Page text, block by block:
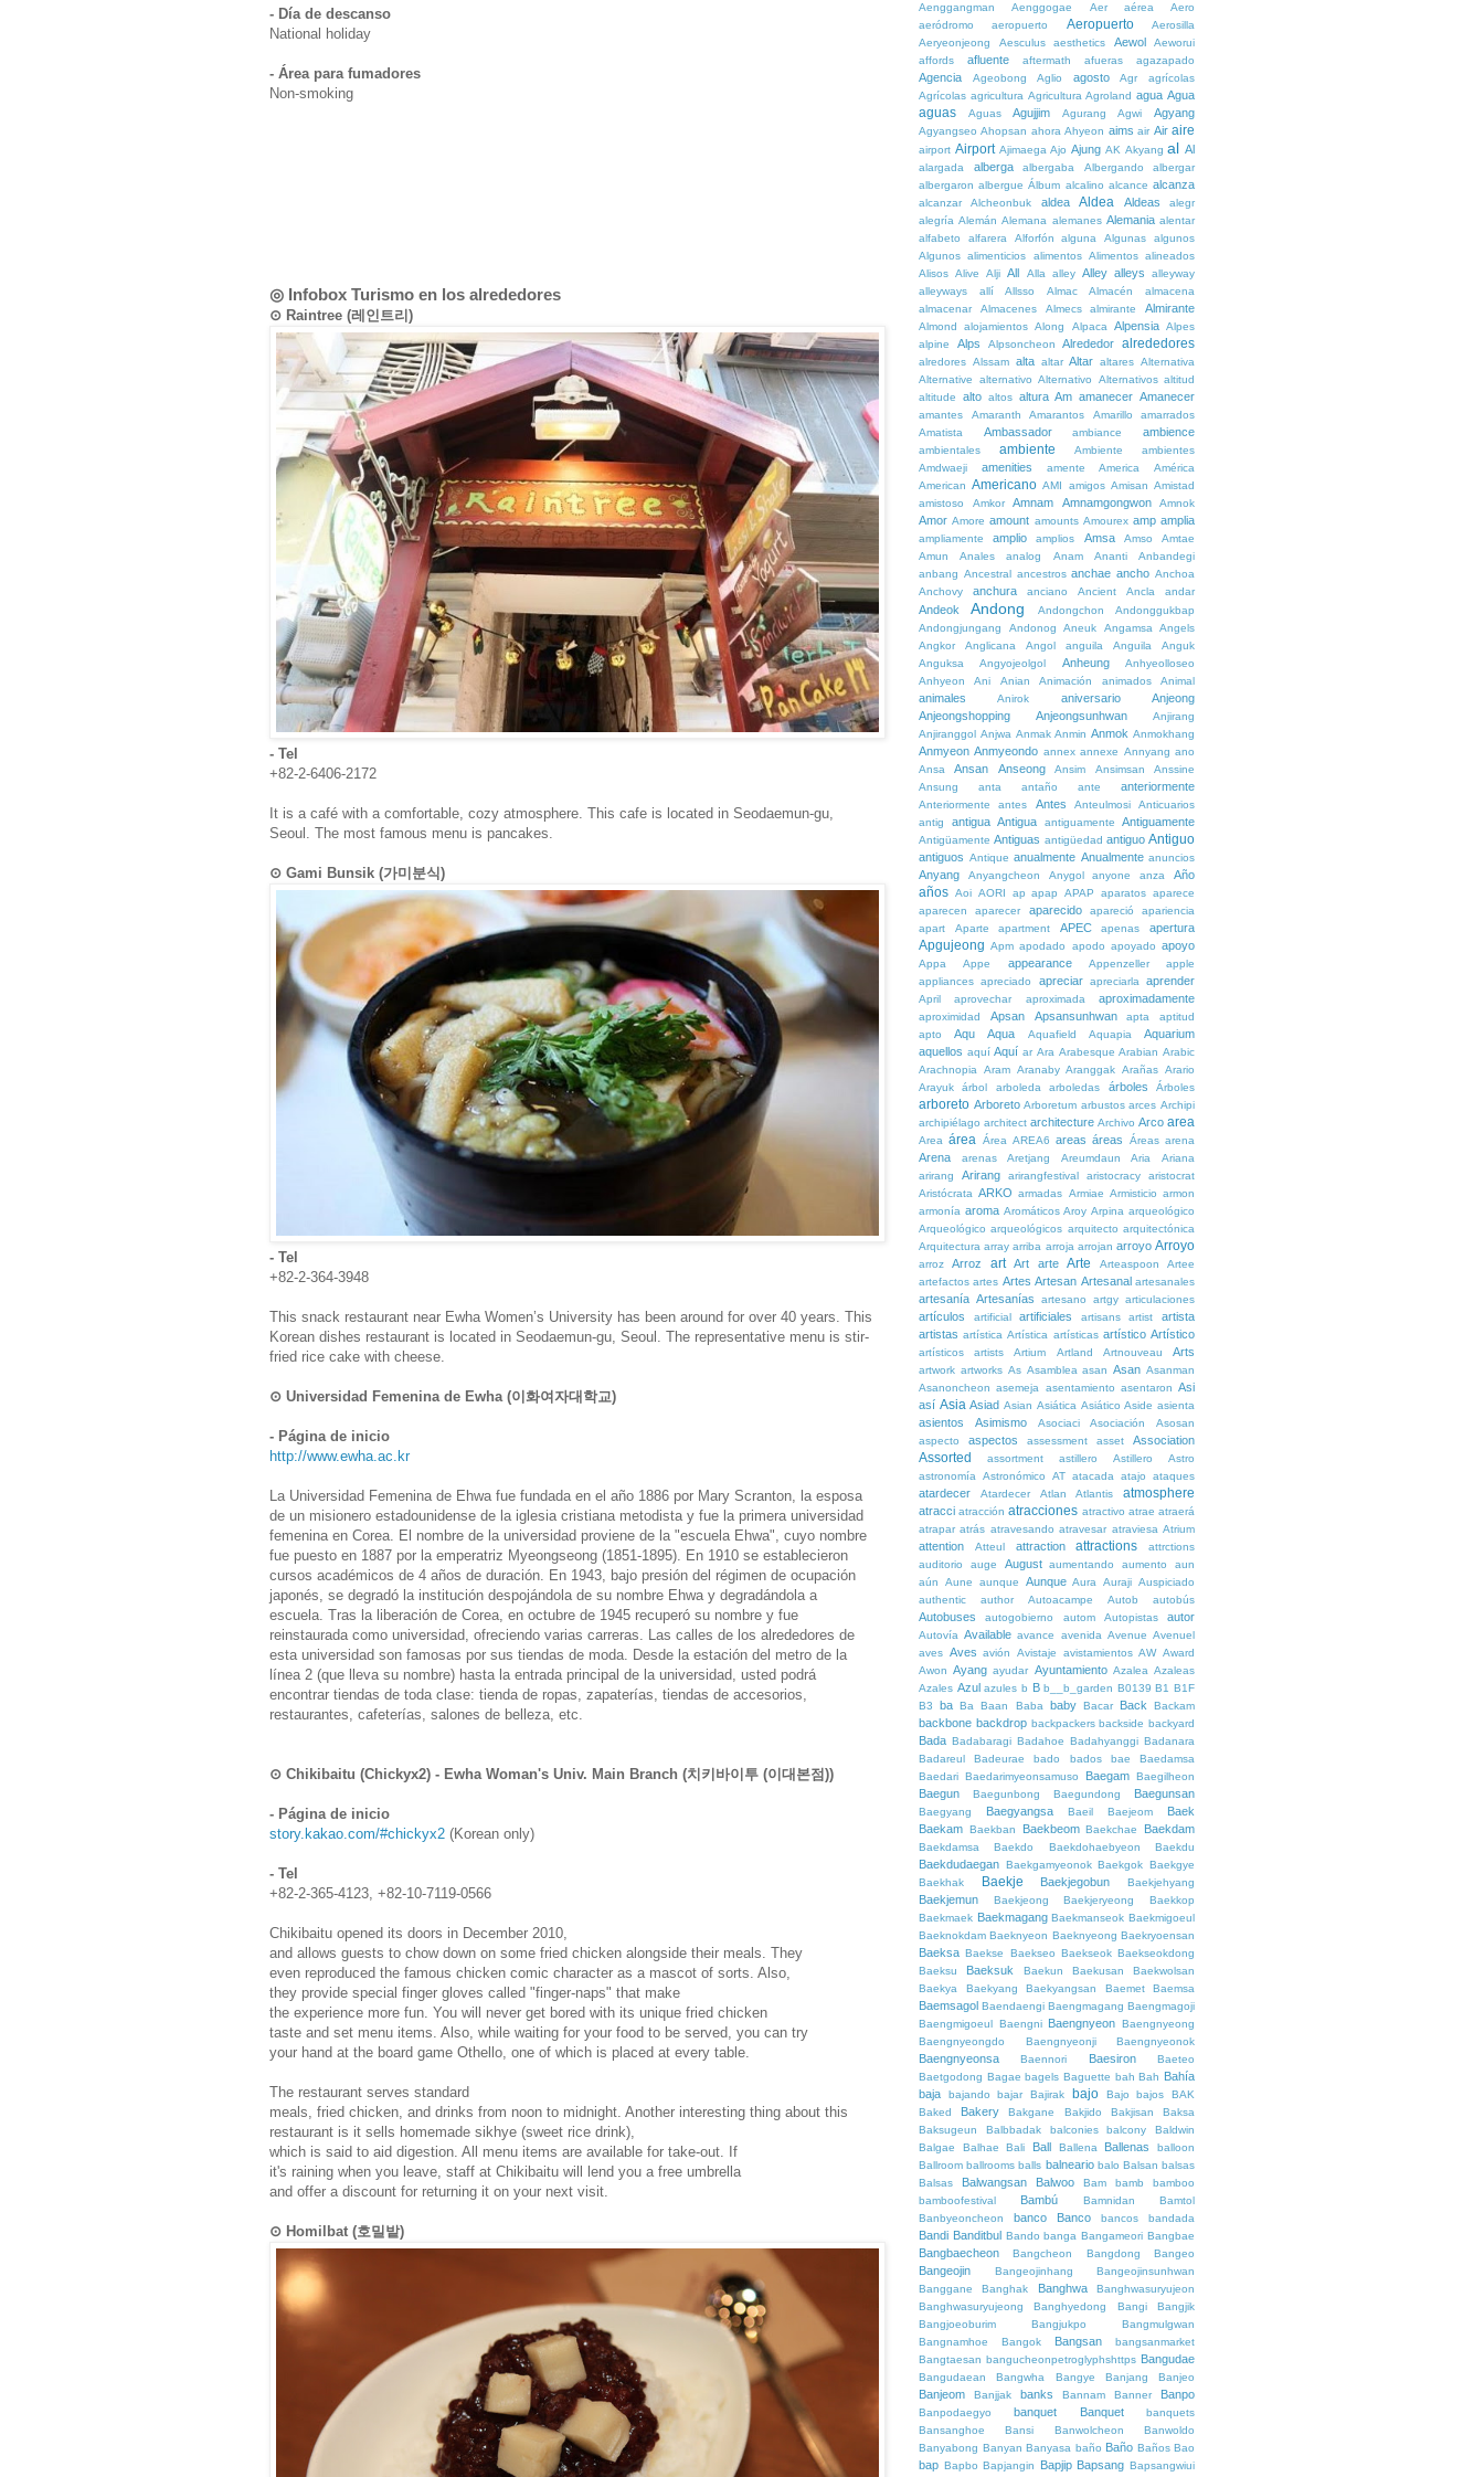
- Día de descanso
National holiday
- Área para fumadores
Non-smoking
◎ Infobox Turismo en los alrededores
⊙ Raintree (레인트리)
- Tel
+82-2-6406-2172
It is a café with a comfortable, cozy atmosphere. This cafe is located in Seodaemun-gu,
Seoul. The most famous menu is pancakes.
⊙ Gami Bunsik (가미분식)
- Tel
+82-2-364-3948
This snack restaurant near Ewha Women’s University has been around for over 40 years. This
Korean dishes restaurant is located in Seodaemun-gu, Seoul. The representative menu is stir-
fried rice cake with cheese.
⊙ Universidad Femenina de Ewha (이화여자대학교)
- Página de inicio
http://www.ewha.ac.kr
La Universidad Femenina de Ehwa fue fundada en el año 1886 por Mary Scranton, la esposa
de un misionero estadounidense de la iglesia cristiana metodista y fue la primera universidad
femenina en Corea. El nombre de la universidad proviene de la "escuela Ehwa", cuyo nombre
fue puesto en 1887 por la emperatriz Myeongseong (1851-1895). En 1910 se establecieron
cursos académicos de 4 años de duración. En 1943, bajo presión del régimen de ocupación
japonés, se degradó la institución despojándola de su nombre Ehwa y degradándola a
escuela. Tras la liberación de Corea, en octubre de 1945 recuperó su nombre y fue
reinstaurada como universidad, ofreciendo varias carreras. Las calles de los alrededores de
esta universidad son famosas por sus tiendas de moda. Desde la estación del metro de la
línea 2 (que lleva su nombre) hasta la entrada principal de la universidad, usted podrá
encontrar tiendas de toda clase: tienda de ropas, zapaterías, tiendas de accesorios,
restaurantes, cafeterías, salones de belleza, etc.
⊙ Chikibaitu (Chickyx2) - Ewha Woman's Univ. Main Branch (치키바이투 (이대본점))
- Página de inicio
story.kakao.com/#chickyx2 (Korean only)
- Tel
+82-2-365-4123, +82-10-7119-0566
Chikibaitu opened its doors in December 2010,
and allows guests to chow down on some fried chicken alongside their meals. They
even reproduced the famous chicken comic character as a mascot of sorts. Also,
they provide special finger gloves called "finger-naps" that make
the experience more fun. You will never get bored with its unique fried chicken
taste and set menu items. Also, while waiting for your food to be served, you can try
your hand at the board game Othello, one of which is placed at every table.
The restaurant serves standard
meals, fried chicken, and drinks from noon to midnight. Another interesting thing about this
restaurant is it sells homemade sikhye (sweet rice drink),
which is said to aid digestion. All menu items are available for take-out. If
it's raining when you leave, staff at Chikibaitu will lend you a free umbrella
and offer a discount for returning it on your next visit.
⊙ Homilbat (호밀밭)
Aenggangman
Aenggogae Aer aérea
Aero
aeródromo
aeropuerto Aeropuerto
Aerosilla
Aeryeonjeong
Aesculus aesthetics Aewol
Aeworui
affords
afluente aftermath afueras agazapado
Agencia Ageobong Aglio agosto Agr
agrícolas
Agrícolas agricultura Agricultura Agroland agua Agua
aguas Aguas Agujjim Agurang Agwi Agyang
Agyangseo Ahopsan ahora Ahyeon aims air Air aire
airport Airport Ajimaega Ajo Ajung AK Akyang al Al
alargada alberga albergaba Albergando
albergar
albergaron albergue Álbum alcalino alcance alcanza
alcanzar Alcheonbuk aldea Aldea Aldeas
alegr
alegría Alemán Alemana alemanes Alemania alentar
alfabeto
alfarera Alforfón alguna Algunas
algunos
Algunos alimenticios alimentos Alimentos alineados
Alisos Alive Alji All Alla alley Alley alleys
alleyway
alleyways
allí Allsso Almac Almacén
almacena
almacenar
Almacenes Almecs almirante Almirante
Almond alojamientos Along Alpaca Alpensia Alpes
alpine
Alps Alpsoncheon Alrededor alrededores
alredores Alssam alta altar Altar altares Alternativa
Alternative
alternativo Alternativo Alternativos altitud
altitude
alto altos altura Am amanecer Amanecer
amantes Amaranth Amarantos Amarillo
amarrados
Amatista
Ambassador ambiance ambience
ambientales ambiente Ambiente
ambientes
Amdwaeji
amenities amente America
América
American Americano AMI amigos Amisan Amistad
amistoso
Amkor Amnam Amnamgongwon Amnok
Amor Amore amount amounts Amourex amp amplia
ampliamente amplio amplios Amsa Amso
Amtae
Amun
Anales analog Anam Ananti
Anbandegi
anbang Ancestral ancestros anchae ancho Anchoa
Anchovy
anchura anciano Ancient Ancla andar
Andeok Andong Andongchon
Andonggukbap
Andongjungang
Andonog Aneuk Angamsa
Angels
Angkor
Anglicana Angol anguila Anguila
Anguk
Anguksa
Angyojeolgol Anheung
Anhyeolloseo
Anhyeon
Ani Anian Animación animados Animal
animales Anirok aniversario
Anjeong
Anjeongshopping
Anjeongsunhwan
Anjirang
Anjiranggol Anjwa Anmak Anmin Anmok Anmokhang
Anmyeon Anmyeondo annex annexe Annyang ano
Ansa
Ansan Anseong Ansim Ansimsan
Anssine
Ansung
anta antaño ante anteriormente
Anteriormente antes Antes Anteulmosi
Anticuarios
antig
antigua Antigua antiguamente Antiguamente
Antigüamente Antiguas antigüedad antiguo Antiguo
antiguos Antique anualmente Anualmente anuncios
Anyang Anyangcheon Anygol anyone anza Año
años Aoi AORI ap apap APAP aparatos aparece
aparecen
aparecer aparecido apareció
apariencia
apart
Aparte apartment APEC apenas apertura
Apgujeong Apm apodado apodo apoyado apoyo
Appa Appe appearance Appenzeller
apple
appliances apreciado apreciar apreciarla aprender
April aprovechar aproximada aproximadamente
aproximidad Apsan Apsansunhwan apta
aptitud
apto
Aqu Aqua Aquafield Aquapia
Aquarium
aquellos aquí Aquí ar Ara Arabesque Arabian Arabic
Arachnopia
Aram Aranaby Aranggak Arañas Arario
Arayuk
árbol arboleda arboledas árboles Árboles
arboreto Arboreto Arboretum arbustos arces Archipi
archipiélago architect architecture Archivo Arco area
Area área Área AREA6 areas áreas Áreas arena
Arena arenas Aretjang Areumdaun Aria
Ariana
arirang
Arirang arirangfestival aristocracy
aristocrat
Aristócrata ARKO armadas Armiae Armisticio armon
armonía aroma Aromáticos Aroy Arpina arqueológico
Arqueológico arqueológicos arquitecto arquitectónica
Arquitectura array arriba arroja arrojan arroyo Arroyo
arroz Arroz art Art arte Arte Arteaspoon
Artee
artefactos artes Artes Artesan Artesanal artesanales
artesanía Artesanías artesano artgy articulaciones
artículos artificial artificiales artisans artist
artista
artistas artística Artística artísticas artístico Artístico
artísticos artists Artium Artland Artnouveau Arts
artwork artworks As Asamblea asan Asan Asanman
Asanoncheon asemeja asentamiento asentaron Asi
así Asia Asiad Asian Asiática Asiático Aside asienta
asientos Asimismo Asociaci Asociación
Asosan
aspecto
aspectos assessment asset Association
Assorted assortment astillero Astillero
Astro
astronomía
Astronómico AT atacada atajo ataques
atardecer Atardecer Atlan Atlantis atmosphere
atracci atracción atracciones atractivo atrae atraerá
atrapar atrás atravesando atravesar atraviesa Atrium
attention Atteul attraction attractions
attrctions
auditorio
auge August aumentando aumento
aun
aún
Aune aunque Aunque Aura Auraji Auspiciado
authentic
author Autoacampe Autob autobús
Autobuses autogobierno autom Autopistas autor
Autovía Available avance avenida Avenue Avenuel
aves Aves avión Avistaje avistamientos AW Award
Awon Ayang ayudar Ayuntamiento Azalea Azaleas
Azales Azul azules b B b__b_garden B0139 B1 B1F
B3
ba Ba Baan Baba baby Bacar Back Backam
backbone backdrop backpackers backside backyard
Bada Badabaragi Badahoe Badahyanggi Badanara
Badareul
Badeurae bado bados bae
Baedamsa
Baedari Baedarimyeonsamuso Baegam Baegilheon
Baegun Baegunbong Baegundong Baegunsan
Baegyang Baegyangsa Baeil Baejeom
Baek
Baekam Baekban Baekbeom Baekchae Baekdam
Baekdamsa Baekdo Baekdohaebyeon Baekdu
Baekdudaegan Baekgamyeonok Baekgok Baekgye
Baekhak
Baekje Baekjegobun Baekjehyang
Baekjemun Baekjeong Baekjeryeong
Baekkop
Baekmaek Baekmagang Baekmanseok Baekmigoeul
Baeknokdam Baeknyeon Baeknyeong Baekryoensan
Baeksa Baekse Baekseo Baekseok Baekseokdong
Baeksu
Baeksuk Baekun Baekusan
Baekwolsan
Baekya
Baekyang Baekyangsan Baemet Baemsa
Baemsagol Baendaengi Baengmagang Baengmagoji
Baengmigoeul Baengni Baengnyeon Baengnyeong
Baengnyeongdo
Baengnyeonji Baengnyeonok
Baengnyeonsa Baennori Baesiron
Baeteo
Baetgodong Bagae bagels Baguette bah Bah Bahía
baja
bajando bajar Bajirak bajo Bajo bajos
BAK
Baked
Bakery Bakgane Bakjido Bakjisan
Baksa
Baksugeun
Balbbadak balconies balcony
Baldwin
Balgae
Balhae Bali Ball Ballena Ballenas
balloon
Ballroom ballrooms balls balneario balo Balsan balsas
Balsas
Balwangsan Balwoo Bam bamb
bamboo
bamboofestival
Bambú Bamnidan
Bamtol
Banbyeoncheon
banco Banco bancos bandada
Bandi Banditbul Bando banga Bangameori Bangbae
Bangbaecheon Bangcheon Bangdong Bangeo
Bangeojin Bangeojinhang
Bangeojinsunhwan
Banggane
Banghak Banghwa
Banghwasuryujeon
Banghwasuryujeong
Banghyedong Bangi
Bangjik
Bangjoeoburim
Bangjukpo
Bangmulgwan
Bangnamhoe
Bangok Bangsan
bangsanmarket
Bangtaesan bangucheonpetroglyphshttps Bangudae
Bangudaean Bangwha Bangye Banjang Banjeo
Banjeom Banjjak banks Bannam Banner Banpo
Banpodaegyo banquet Banquet
banquets
Bansanghoe
Bansi Banwolcheon
Banwoldo
Banyabong Banyan Banyasa baño Baño Baños Bao
bap Bapbo Bapjangin Bapjip Bapsang Bapsangwiui